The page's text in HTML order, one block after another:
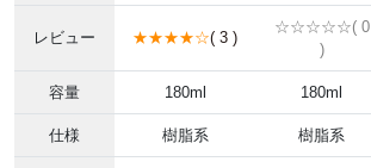
レビュー ★★★★☆( 3 )
☆☆☆☆☆( 0
)
容量 180ml 180ml
仕様 樹脂系 樹脂系